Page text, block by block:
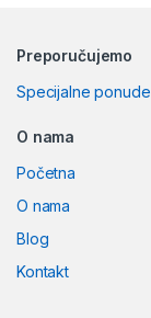
Preporučujemo
Specijalne ponude
O nama
Početna
O nama
Blog
Kontakt